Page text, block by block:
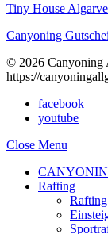
Tiny House Algarve
Canyoning
© 2026 Canyoning
https://
facebook
youtube
Close Menu
Rafting